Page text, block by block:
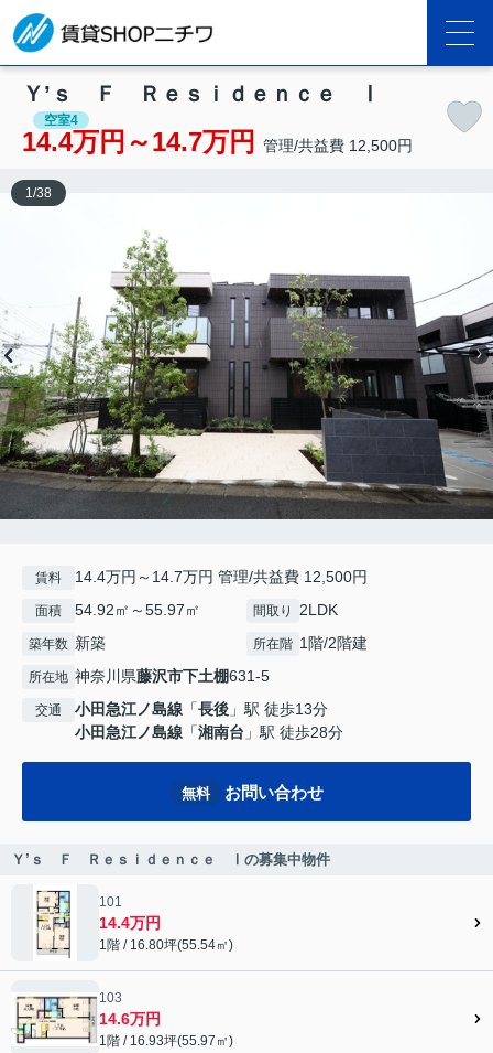
Ｙ’ｓ Ｆ Ｒｅｓｉｄｅｎｃｅ Ⅰ
空室4
14.4万円～14.7万円 管理/共益費 12,500円
1 /38
賃料 14.4万円～14.7万円 管理/共益費 12,500円
面積 54.92㎡～55.97㎡ 間取り 2LDK
築年数 新築 所在階 1階/2階建
所在地 神奈川県藤沢市下土棚631-5
交通 小田急江ノ島線 「長後 」駅 徒歩13分
小田急江ノ島線 「湘南台 」駅 徒歩28分
無料 お問い合わせ
Ｙ’ｓ Ｆ Ｒｅｓｉｄｅｎｃｅ Ⅰの募集中物件
101
14.4万円
1階 / 16.80坪(55.54㎡)
103
14.6万円
1階 / 16.93坪(55.97㎡)